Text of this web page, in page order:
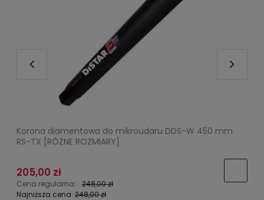
Korona diamentowa do mikroudaru DDS-W 450 mm
RS-TX [RÓŻNE ROZMIARY]
205,00 zł
Cena regularna:
248,00 zł
Najniższa cena: 248,00 zł